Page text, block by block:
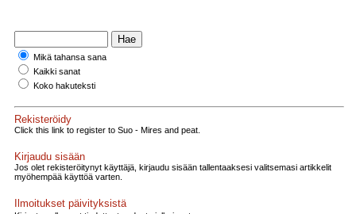
Mikä tahansa sana
Kaikki sanat
Koko hakuteksti
Rekisteröidy
Click this link to register to Suo - Mires and peat.
Kirjaudu sisään
Jos olet rekisteröitynyt käyttäjä, kirjaudu sisään tallentaaksesi valitsemasi artikkelit
myöhempää käyttöä varten.
Ilmoitukset päivityksistä